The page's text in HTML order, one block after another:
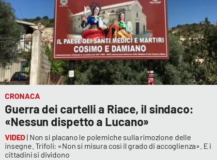
CRONACA
Guerra dei cartelli a Riace, il sindaco:
«Nessun dispetto a Lucano»
VIDEO| Non si placano le polemiche sulla rimozione delle
insegne. Trifoli: «Non si misura così il grado di accoglienza». E i
cittadini si dividono